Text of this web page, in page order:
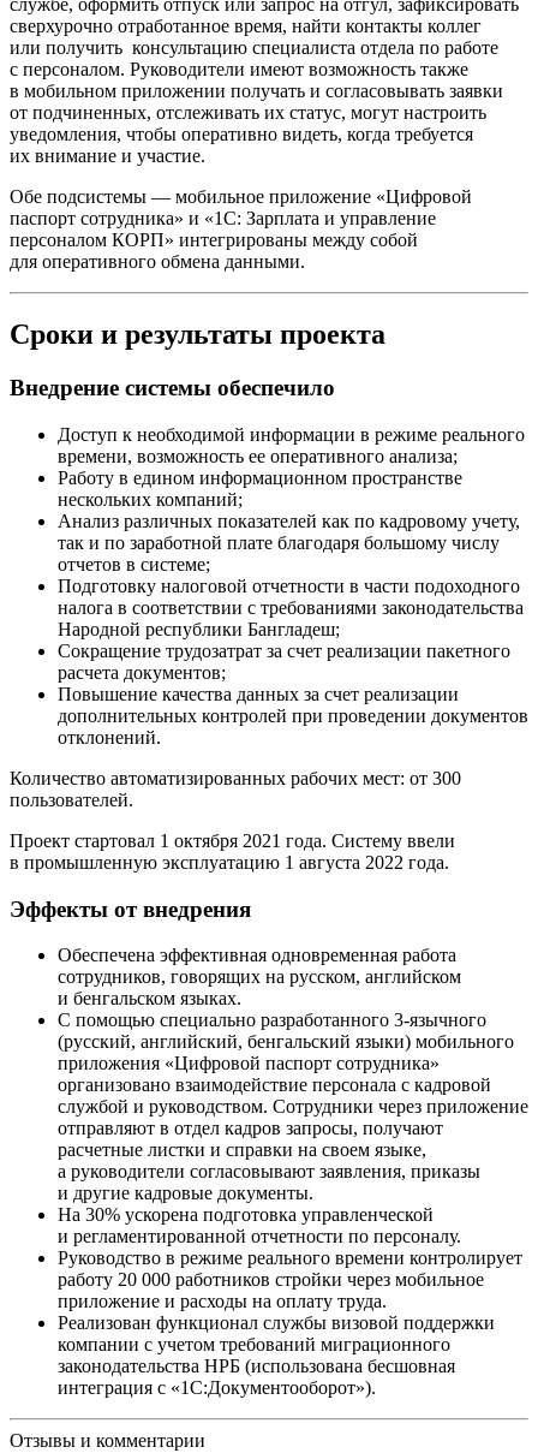
службе, оформить отпуск или запрос на отгул, зафиксировать
сверхурочно отработанное время, найти контакты коллег
или получить консультацию специалиста отдела по работе
с персоналом. Руководители имеют возможность также
в мобильном приложении получать и согласовывать заявки
от подчиненных, отслеживать их статус, могут настроить
уведомления, чтобы оперативно видеть, когда требуется
их внимание и участие.
Обе подсистемы — мобильное приложение «Цифровой
паспорт сотрудника» и «1С: Зарплата и управление
персоналом КОРП» интегрированы между собой
для оперативного обмена данными.
Сроки и результаты проекта
Внедрение системы обеспечило
Доступ к необходимой информации в режиме реального
времени, возможность ее оперативного анализа;
Работу в едином информационном пространстве
нескольких компаний;
Анализ различных показателей как по кадровому учету,
так и по заработной плате благодаря большому числу
отчетов в системе;
Подготовку налоговой отчетности в части подоходного
налога в соответствии с требованиями законодательства
Народной республики Бангладеш;
Сокращение трудозатрат за счет реализации пакетного
расчета документов;
Повышение качества данных за счет реализации
дополнительных контролей при проведении документов
отклонений.
Количество автоматизированных рабочих мест: от 300
пользователей.
Проект стартовал 1 октября 2021 года. Систему ввели
в промышленную эксплуатацию 1 августа 2022 года.
Эффекты от внедрения
Обеспечена эффективная одновременная работа
сотрудников, говорящих на русском, английском
и бенгальском языках.
С помощью специально разработанного 3-язычного
(русский, английский, бенгальский языки) мобильного
приложения «Цифровой паспорт сотрудника»
организовано взаимодействие персонала с кадровой
службой и руководством. Сотрудники через приложение
отправляют в отдел кадров запросы, получают
расчетные листки и справки на своем языке,
а руководители согласовывают заявления, приказы
и другие кадровые документы.
На 30% ускорена подготовка управленческой
и регламентированной отчетности по персоналу.
Руководство в режиме реального времени контролирует
работу 20 000 работников стройки через мобильное
приложение и расходы на оплату труда.
Реализован функционал службы визовой поддержки
компании с учетом требований миграционного
законодательства НРБ (использована бесшовная
интеграция с «1С:Документооборот»).
Отзывы и комментарии